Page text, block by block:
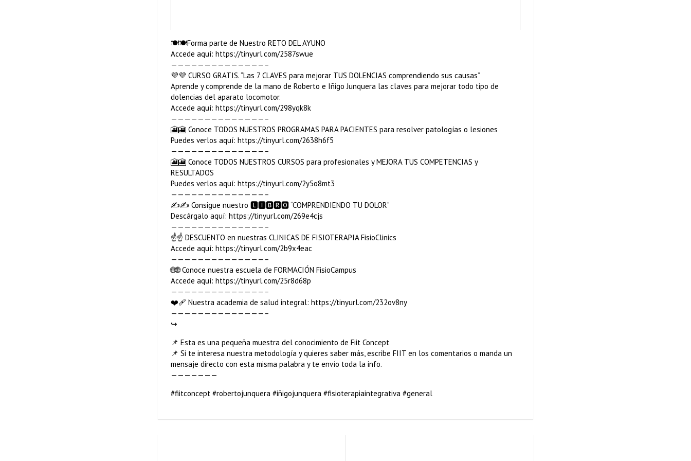
🍽️🍽️Forma parte de Nuestro RETO DEL AYUNO
Accede aquí: https://tinyurl.com/2587swue
——————————————–
💜💜 CURSO GRATIS. “Las 7 CLAVES para mejorar TUS DOLENCIAS comprendiendo sus causas”
Aprende y comprende de la mano de Roberto e Iñigo Junquera las claves para mejorar todo tipo de
dolencias del aparato locomotor.
Accede aquí: https://tinyurl.com/298yqk8k
——————————————–
🎦🎦 Conoce TODOS NUESTROS PROGRAMAS PARA PACIENTES para resolver patologías o lesiones
Puedes verlos aquí: https://tinyurl.com/2638h6f5
——————————————–
🎦🎦 Conoce TODOS NUESTROS CURSOS para profesionales y MEJORA TUS COMPETENCIAS y
RESULTADOS
Puedes verlos aquí: https://tinyurl.com/2y5o8mt3
——————————————–
✍✍ Consigue nuestro 🅻🅸🅱🆁🅾 “COMPRENDIENDO TU DOLOR”
Descárgalo aquí: https://tinyurl.com/269e4cjs
——————————————–
☝☝ DESCUENTO en nuestras CLINICAS DE FISIOTERAPIA FisioClinics
Accede aquí: https://tinyurl.com/2b9x4eac
——————————————–
🌐🌐 Conoce nuestra escuela de FORMACIÓN FisioCampus
Accede aquí: https://tinyurl.com/25r8d68p
——————————————–
❤️‍🩹 Nuestra academia de salud integral: https://tinyurl.com/232ov8ny
——————————————–
↪️
📌 Esta es una pequeña muestra del conocimiento de Fiit Concept
📌 Si te interesa nuestra metodología y quieres saber más, escribe FIIT en los comentarios o manda un
mensaje directo con esta misma palabra y te envío toda la info.
———————
#fiitconcept #robertojunquera #iñigojunquera #fisioterapiaintegrativa #general